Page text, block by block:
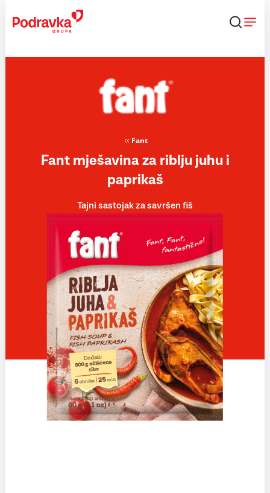
content
Fant
Fant mješavina za riblju juhu i
paprikaš
Tajni sastojak za savršen fiš